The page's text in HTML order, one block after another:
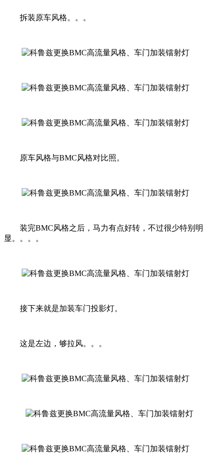
拆装原车风格。。。
原车风格与BMC风格对比照。
装完BMC风格之后，马力有点好转，不过很少特别明
显。。。。
接下来就是加装车门投影灯。
这是左边，够拉风。。。